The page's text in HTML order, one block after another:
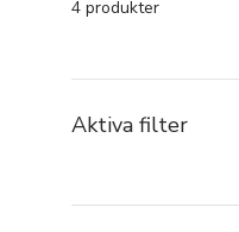
4 produkter
Aktiva filter